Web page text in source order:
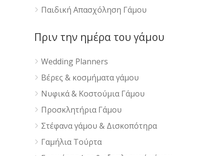
Παιδική Απασχόληση Γάμου
Πριν την ημέρα του γάμου
Wedding Planners
Βέρες & κοσμήματα γάμου
Νυφικά & Κοστούμια Γάμου
Προσκλητήρια Γάμου
Στέφανα γάμου & Δισκοπότηρα
Γαμήλια Τούρτα